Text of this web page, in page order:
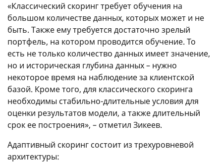
«Классический скоринг требует обучения на
большом количестве данных, которых может и не
быть. Также ему требуется достаточно зрелый
портфель, на котором проводится обучение. То
есть не только количество данных имеет значение,
но и историческая глубина данных – нужно
некоторое время на наблюдение за клиентской
базой. Кроме того, для классического скоринга
необходимы стабильно-длительные условия для
оценки результатов модели, а также длительный
срок ее построения», – отметил Зикеев.
Адаптивный скоринг состоит из трехуровневой
архитектуры: